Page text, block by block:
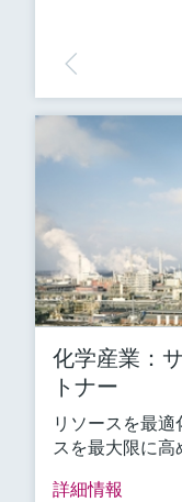
化学産業：
トナー
リソースを最
スを最大限に高
詳細情報